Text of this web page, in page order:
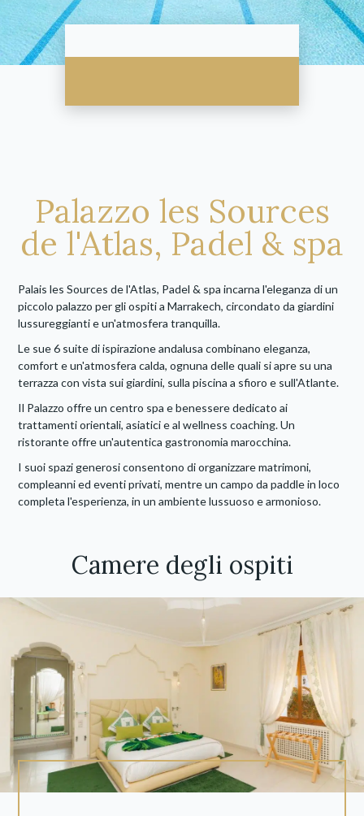
Palazzo les Sources
de l'Atlas, Padel & spa
Palais les Sources de l'Atlas, Padel & spa incarna l'eleganza di un
piccolo palazzo per gli ospiti a Marrakech, circondato da giardini
lussureggianti e un'atmosfera tranquilla.
Le sue 6 suite di ispirazione andalusa combinano eleganza,
comfort e un'atmosfera calda, ognuna delle quali si apre su una
terrazza con vista sui giardini, sulla piscina a sfioro e sull'Atlante.
Il Palazzo offre un centro spa e benessere dedicato ai
trattamenti orientali, asiatici e al wellness coaching. Un
ristorante offre un'autentica gastronomia marocchina.
I suoi spazi generosi consentono di organizzare matrimoni,
compleanni ed eventi privati, mentre un campo da paddle in loco
completa l'esperienza, in un ambiente lussuoso e armonioso.
Camere degli ospiti